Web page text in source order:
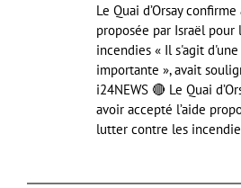
Le Quai d’Orsay
proposée par Israël
incendies « Il s'agit
importante », avait
i24NEWS 🔴 Le Quai
avoir accepté l’aide
lutter contre les